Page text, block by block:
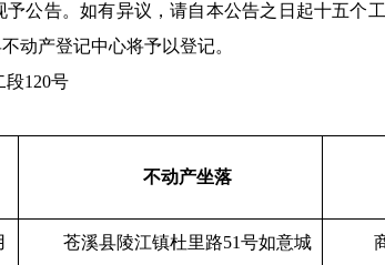
予公告。如有异议，请自本公告之日起十五个
动产登记中心将予以登记。
120号
不动产坐落
苍溪县陵江镇杜里路51号如意城